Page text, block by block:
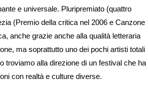
e universale. Pluripremiato (quattro
(Premio della critica nel 2006 e Canzone
anche grazie anche alla qualità letteraria
ma soprattutto uno dei pochi artisti totali
troviamo alla direzione di un festival che ha
con realtà e culture diverse.